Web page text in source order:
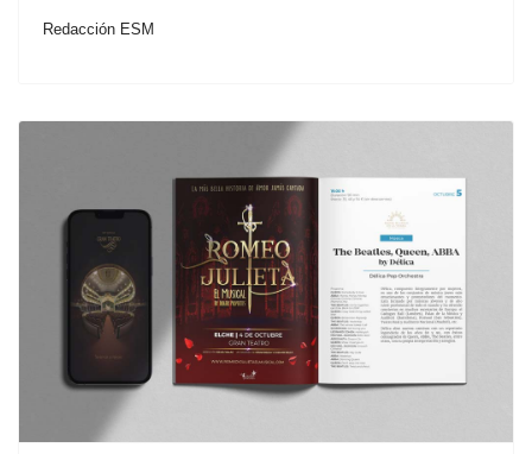
Redacción ESM